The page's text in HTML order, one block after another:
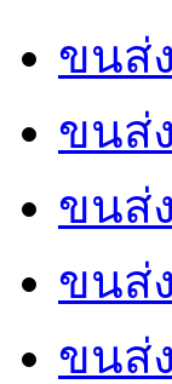
ขนส่
ขนส่
ขนส่
ขนส่
ขนส่